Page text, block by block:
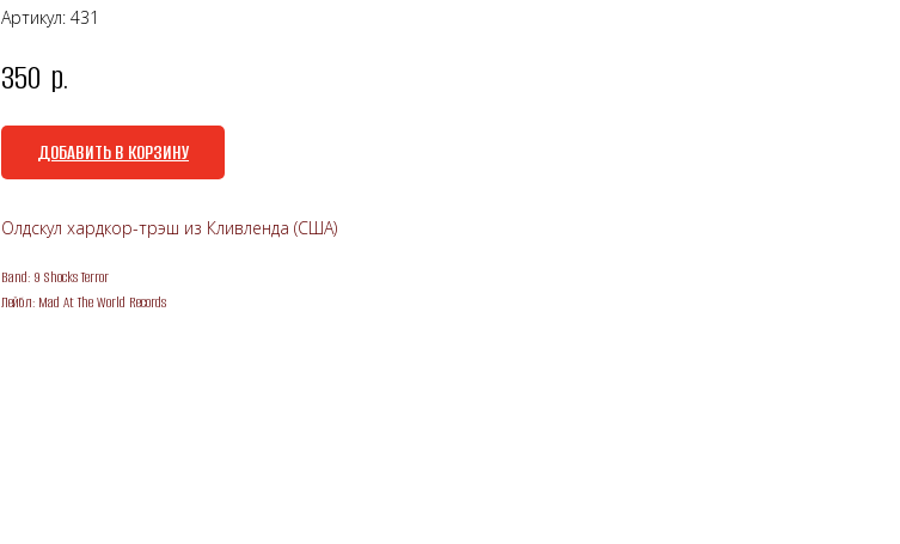
Артикул: 431
350 р.
ДОБАВИТЬ В КОРЗИНУ
Олдскул хардкор-трэш из Кливленда (США)
Band: 9 Shocks Terror
Лейбл: Mad At The World Records